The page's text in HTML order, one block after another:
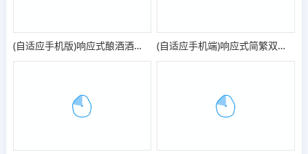
(自适应手机版)响应式酿酒酒业食品类pbootcms网站模板 葡萄酒黄酒类网站源码 (自适应手机端)响应式简繁双语绿色环保网站pbootcms模板 环保科技公司网站源码